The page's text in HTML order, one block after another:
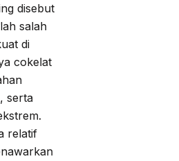
disebut
salah
di
cokelat
serta
relatif